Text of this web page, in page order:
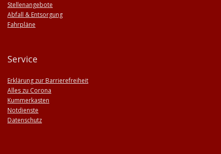
Stellenangebote
Abfall & Entsorgung
Fahrpläne
Service
Erklärung zur Barrierefreiheit
Alles zu Corona
Kummerkasten
Notdienste
Datenschutz